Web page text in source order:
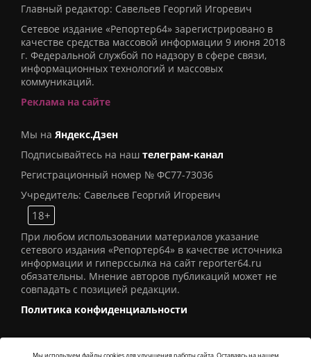
Главный редактор: Савельев Георгий Игоревич
Сетевое издание «Репортер64» зарегистрировано в
качестве средства массовой информации 9 июня 2018
г. Федеральной службой по надзору в сфере связи,
информационных технологий и массовых
коммуникаций.
Реклама на сайте
Мы на Яндекс.Дзен
Подписывайтесь на наш телеграм-канал
Регистрационный номер № ФС77-73036
Учредитель: Савельев Георгий Игоревич
18+
При любом использовании материалов указание
сетевого издания «Репортер64» в качестве источника
информации и гиперссылка на сайт reporter64.ru
обязательны. Мнение авторов публикаций может не
совпадать с позицией редакции.
Политика конфиденциальности